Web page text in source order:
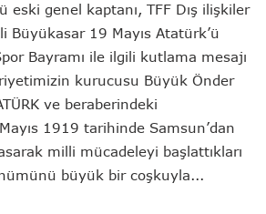
eski genel kaptanı, TFF Dış ilişkiler
Büyükasar 19 Mayıs Atatürk’ü
Bayramı ile ilgili kutlama mesajı
kurucusu Büyük Önder
ve beraberindeki
1919 tarihinde Samsun’dan
milli mücadeleyi başlattıkları
büyük bir coşkuyla...